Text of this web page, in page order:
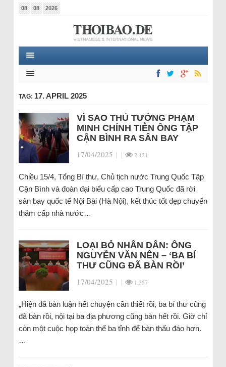
08 08 2026
TAG: 17. APRIL 2025
VÌ SAO THỦ TƯỚNG PHẠM
MINH CHÍNH TIỄN ÔNG TẬP
CẬN BÌNH RA SÂN BAY
17/04/2025 | | 2.121
Chiều 15/4, Tổng Bí thư, Chủ tịch nước Trung Quốc Tập
Cận Bình và đoàn đại biểu cấp cao Trung Quốc đã rời
sân bay quốc tế Nội Bài (Hà Nội), kết thúc tốt đẹp chuyến
thăm cấp nhà nước…
LOẠI BỎ NHÂN DÂN: ÔNG
NGUYỄN VĂN NÊN – ‘BA BÍ
THƯ CŨNG ĐÃ BÀN RỒI’
17/04/2025 | | 1.357
„Hiện đã bàn luận hết chuyện cần thiết rồi, ba bí thư cũng
đã bàn rồi, nội tại ba địa phương cũng bàn hết rồi. Giờ chỉ
còn một cuộc họp toàn thể ba tỉnh để bàn thấu đáo hơn.
…